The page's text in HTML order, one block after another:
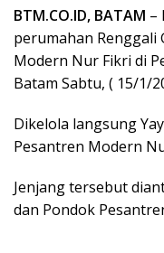
BTM.CO.ID, BATAM –
perumahan Renggali
Modern Nur Fikri di
Batam Sabtu, ( 15/1/
Dikelola langsung
Pesantren Modern
Jenjang tersebut
dan Pondok